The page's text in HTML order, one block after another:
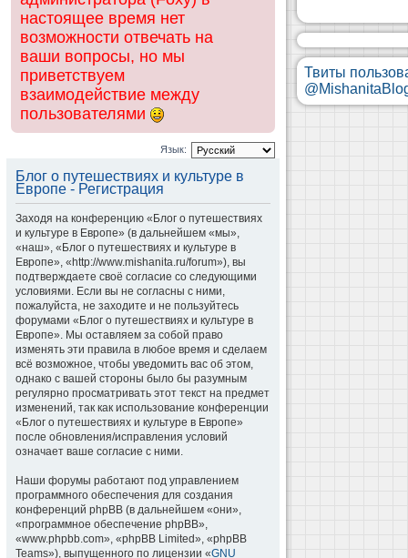
настоящее время нет
возможности отвечать на
ваши вопросы, но мы
приветствуем
взаимодействие между
пользователями
Язык:
Блог о путешествиях и культуре в
Европе - Регистрация
Заходя на конференцию «Блог о путешествиях
и культуре в Европе» (в дальнейшем «мы»,
«наш», «Блог о путешествиях и культуре в
Европе», «http://www.mishanita.ru/forum»), вы
подтверждаете своё согласие со следующими
условиями. Если вы не согласны с ними,
пожалуйста, не заходите и не пользуйтесь
форумами «Блог о путешествиях и культуре в
Европе». Мы оставляем за собой право
изменять эти правила в любое время и сделаем
всё возможное, чтобы уведомить вас об этом,
однако с вашей стороны было бы разумным
регулярно просматривать этот текст на предмет
изменений, так как использование конференции
«Блог о путешествиях и культуре в Европе»
после обновления/исправления условий
означает ваше согласие с ними.
Наши форумы работают под управлением
программного обеспечения для создания
конференций phpBB (в дальнейшем «они»,
«программное обеспечение phpBB»,
«www.phpbb.com», «phpBB Limited», «phpBB
Teams»), выпущенного по лицензии «GNU
Твиты